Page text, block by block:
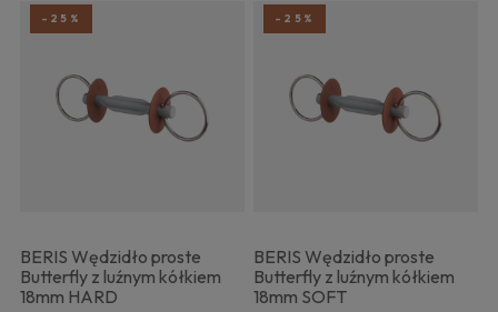
BERIS Wędzidło proste
Butterfly z luźnym kółkiem
18mm HARD
-25%
BERIS Wędzidło proste
Butterfly z luźnym kółkiem
18mm SOFT
-25%